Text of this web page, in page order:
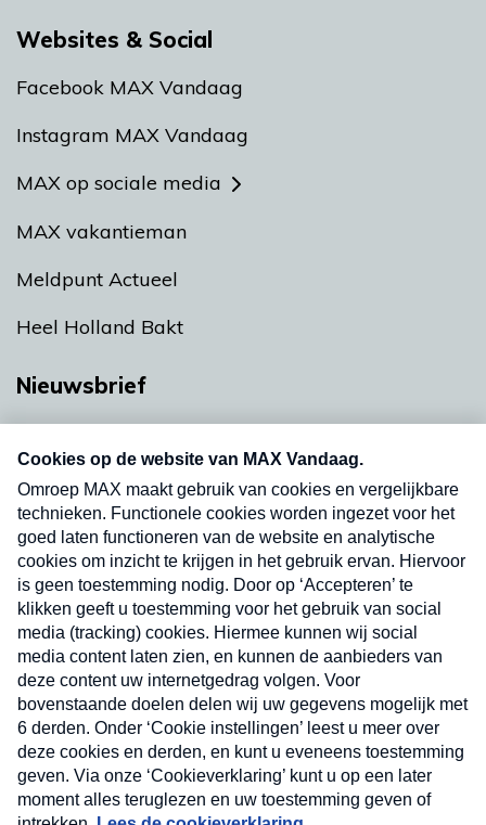
Websites & Social
Facebook MAX Vandaag
Instagram MAX Vandaag
MAX op sociale media
MAX vakantieman
Meldpunt Actueel
Heel Holland Bakt
Nieuwsbrief
nieuwsbrief. Elke vrijdag- en dinsdagochtend in
uw mailbox.
Verzend
Nieuwsbrief
Neem hier een gratis abonnement op onze
nieuwsbrief. Elke vrijdag- en dinsdagochtend in uw